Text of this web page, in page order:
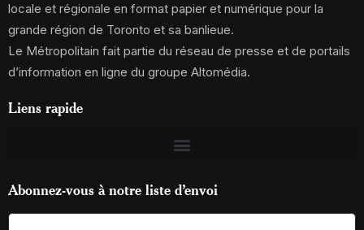
locale et régionale en format papier et numérique pour la
grande région de Toronto et sa banlieue.
Le Métropolitain fait partie du réseau de presse et de portails
d’information en ligne du groupe Altomédia.
Liens rapide
Abonnez-vous à notre liste d’envoi